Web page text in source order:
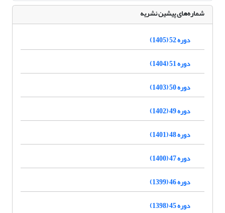
شماره‌های پیشین نشریه
دوره 52 (1405)
دوره 51 (1404)
دوره 50 (1403)
دوره 49 (1402)
دوره 48 (1401)
دوره 47 (1400)
دوره 46 (1399)
دوره 45 (1398)